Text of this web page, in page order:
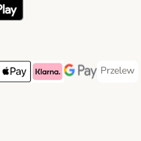
Method
Pay Payment Method
Klarna Payment Method
Google Pay
Przelew
Przelew